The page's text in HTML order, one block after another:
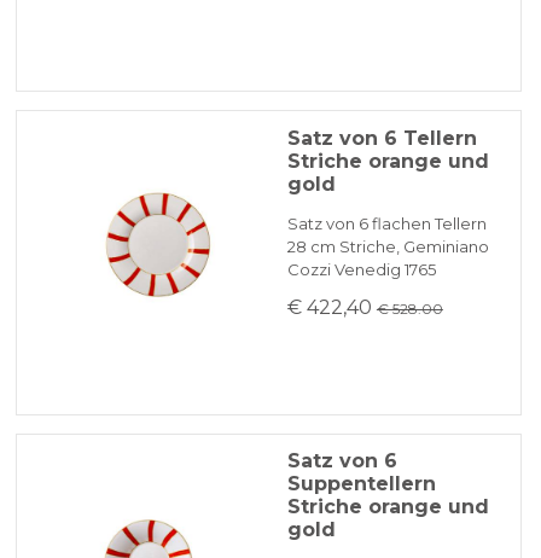
Satz von 6 Tellern
Striche orange und
gold
Satz von 6 flachen Tellern
28 cm Striche, Geminiano
Cozzi Venedig 1765
€ 422,40 € 528.00
Satz von 6
Suppentellern
Striche orange und
gold